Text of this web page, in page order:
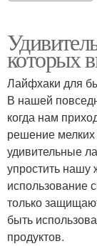
которых
Лайфхаки для
В нашей
когда нам
решение
удивительные
упростить
использование
только
быть
продуктов.